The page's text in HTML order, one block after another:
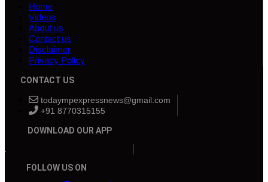
Home
Videos
About us
Contact us
Disclaimer
Privacy Policy
CONTACT US
todaympexpressnews@gmail.com
+91 8770315155
DOWNLOAD OUR APP
FOLLOW US ON